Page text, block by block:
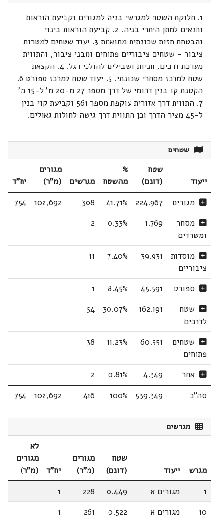
1. חלוקת השטח למגרשי בניה למגורים וקביעת הוראות
ותנאים למתן היתרי בניה. 2. קביעת הוראות בינוי
והבטחת חזות שכונתית מתואמת 3. יעוד שטחים למטרות
ציבור - שטחים ציבוריים פתוחים ומבני ציבור, והתווית
מערכת דרכים, חניות ושבילים להולכי רגל. 4. הקצאת
שטח למרכז מסחרי שכונתי. 5. יעוד שטח למרכז ספורט 6.
הקטנת קו בנין דרומי של דרך מספר 27 מ-20 מ' ל-15 מ'
7. התווית דרך אזורית עוקפת מספר 561 וקביעת קוי בנין
ל-45 מציר הדרך וכן התווית דרך גישה לחולות גאולים.
שטחים
ייעוד
שטח
(דונם)
%
מהשטח
מגרשים
מגורים
(מ"ר)
יח"ד
מגורים
224.967
41.71%
308
102,692
754
מסחר
ומשרדים
1.769
0.33%
2
מוסדות
ציבוריים
39.931
7.40%
11
ספורט 45.591
8.45%
1
שטח
לדרכים
162.191
30.07%
54
שטחים
פתוחים
60.551
11.23%
38
אחר 4.349
0.81%
2
סה"כ
539.349
100%
416
102,692
754
מגרשים
מגרש ייעוד
שטח
(דונם)
מגורים
(מ"ר)
יח"ד
לא
מגורים
(מ"ר)
1
מגורים א 0.449
228
1
10
מגורים א 0.522
261
1